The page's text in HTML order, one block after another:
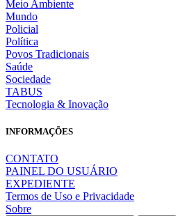
Meio Ambiente
Mundo
Policial
Política
Povos Tradicionais
Saúde
Sociedade
TABUS
Tecnologia & Inovação
INFORMAÇÕES
CONTATO
PAINEL DO USUÁRIO
EXPEDIENTE
Termos de Uso e Privacidade
Sobre